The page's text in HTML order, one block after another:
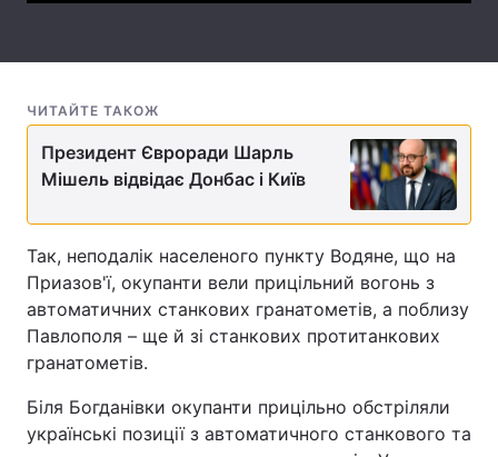
Тема оформлення
ЧИТАЙТЕ ТАКОЖ
Президент Євроради Шарль
Мішель відвідає Донбас і Київ
Так, неподалік населеного пункту Водяне, що на
Приазов'ї, окупанти вели прицільний вогонь з
автоматичних станкових гранатометів, а поблизу
Павлополя – ще й зі станкових протитанкових
гранатометів.
Біля Богданівки окупанти прицільно обстріляли
українські позиції з автоматичного станкового та